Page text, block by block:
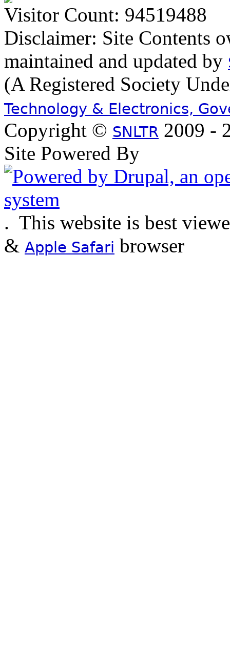
Visitor Count: 94519488
Disclaimer: Site Contents
maintained and updated by
(A Registered Society
Technology & Electronics,
Copyright © SNLTR 2009 -
Site Powered By
. This website is best
& Apple Safari browser